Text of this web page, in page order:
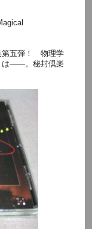
第五弾！ 物理学
は――。秘封倶楽